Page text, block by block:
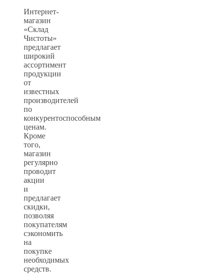
Интернет-
магазин
«Склад
Чистоты»
предлагает
широкий
ассортимент
продукции
от
известных
производителей
по
конкурентоспособным
ценам.
Кроме
того,
магазин
регулярно
проводит
акции
и
предлагает
скидки,
позволяя
покупателям
сэкономить
на
покупке
необходимых
средств.